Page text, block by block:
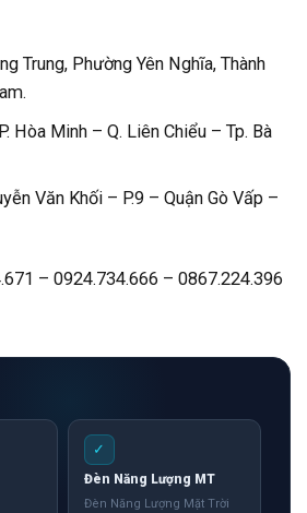
Trung, Phường Yên Nghĩa, Thành
Hòa Minh – Q. Liên Chiểu – Tp. Bà
Văn Khối – P.9 – Quận Gò Vấp –
– 0924.734.666 – 0867.224.396
✓
Đèn Năng Lượng MT
Đèn Năng Lượng Mặt Trời